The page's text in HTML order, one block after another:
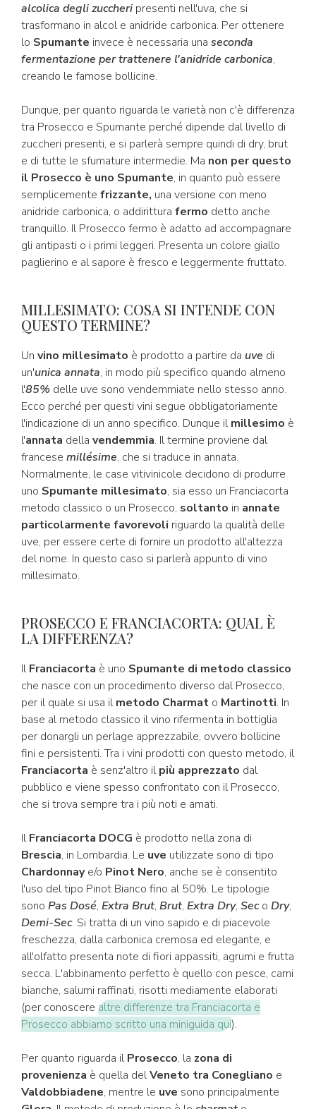
alcolica degli zuccheri presenti nell'uva, che si
trasformano in alcol e anidride carbonica. Per ottenere
lo Spumante invece è necessaria una seconda
fermentazione per trattenere l'anidride carbonica,
creando le famose bollicine.
Dunque, per quanto riguarda le varietà non c'è differenza
tra Prosecco e Spumante perché dipende dal livello di
zuccheri presenti, e si parlerà sempre quindi di dry, brut
e di tutte le sfumature intermedie. Ma non per questo
il Prosecco è uno Spumante, in quanto può essere
semplicemente frizzante, una versione con meno
anidride carbonica, o addirittura fermo detto anche
tranquillo. Il Prosecco fermo è adatto ad accompagnare
gli antipasti o i primi leggeri. Presenta un colore giallo
paglierino e al sapore è fresco e leggermente fruttato.
MILLESIMATO: COSA SI INTENDE CON
QUESTO TERMINE?
Un vino millesimato è prodotto a partire da uve di
un'unica annata, in modo più specifico quando almeno
l'85% delle uve sono vendemmiate nello stesso anno.
Ecco perché per questi vini segue obbligatoriamente
l'indicazione di un anno specifico. Dunque ilmillesimo è
l'annata della vendemmia. Il termine proviene dal
francese millésime, che si traduce in annata.
Normalmente, le case vitivinicole decidono di produrre
uno Spumante millesimato, sia esso un Franciacorta
metodo classico o un Prosecco, soltanto in annate
particolarmente favorevoli riguardo la qualità delle
uve, per essere certe di fornire un prodotto all'altezza
del nome. In questo caso si parlerà appunto di vino
millesimato.
PROSECCO E FRANCIACORTA: QUAL È
LA DIFFERENZA?
IlFranciacorta è uno Spumante di metodo classico
che nasce con un procedimento diverso dal Prosecco,
per il quale si usa ilmetodo Charmat o Martinotti. In
base al metodo classico il vino rifermenta in bottiglia
per donargli un perlage apprezzabile, ovvero bollicine
fini e persistenti. Tra i vini prodotti con questo metodo, il
Franciacorta è senz'altro ilpiù apprezzato dal
pubblico e viene spesso confrontato con il Prosecco,
che si trova sempre tra i più noti e amati.
IlFranciacorta DOCG è prodotto nella zona di
Brescia, in Lombardia. Le uve utilizzate sono di tipo
Chardonnaye/o Pinot Nero, anche se è consentito
l'uso del tipo Pinot Bianco fino al 50%. Le tipologie
sono Pas Dosé, Extra Brut, Brut, Extra Dry, Seco Dry,
Demi-Sec. Si tratta di un vino sapido e di piacevole
freschezza, dalla carbonica cremosa ed elegante, e
all'olfatto presenta note di fiori appassiti, agrumi e frutta
secca. L'abbinamento perfetto è quello con pesce, carni
bianche, salumi raffinati, risotti mediamente elaborati
(per conoscere altre differenze tra Franciacorta e
Prosecco abbiamo scritto una miniguida qui).
Per quanto riguarda ilProsecco, la zona di
provenienza è quella delVeneto tra Conegliano e
Valdobbiadene, mentre le uve sono principalmente